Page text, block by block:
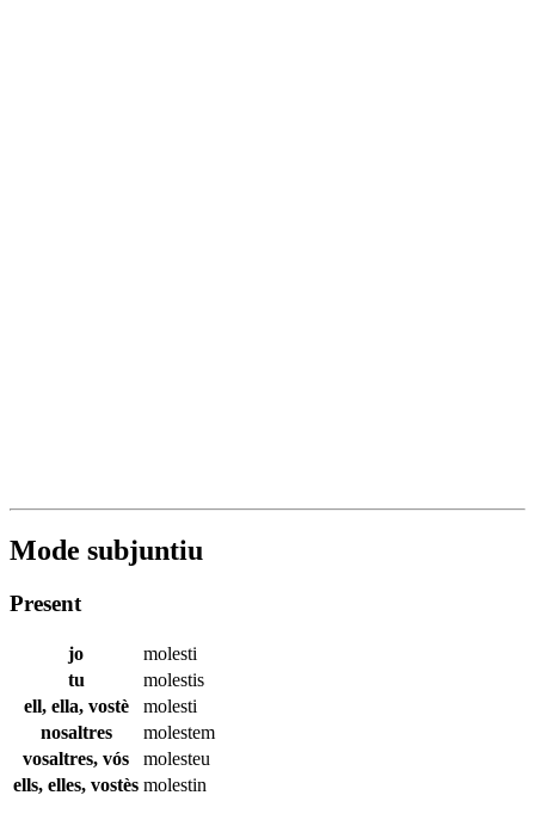
Mode subjuntiu
Present
jo
molesti
tu
molestis
ell, ella, vostè
molesti
nosaltres
molestem
vosaltres, vós
molesteu
ells, elles, vostès molestin